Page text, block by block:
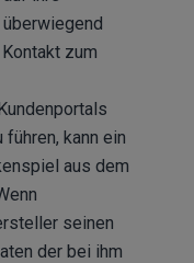
zum
kann ein
aus dem
seinen
der bei ihm